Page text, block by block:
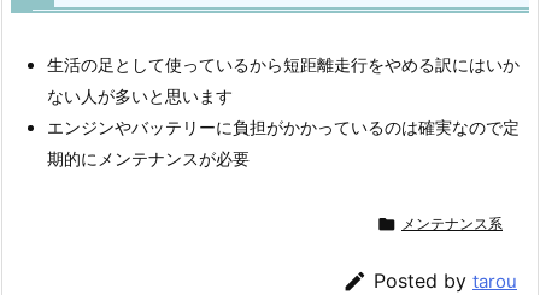
生活の足として使っているから短距離走行をやめる訳にはいか
ない人が多いと思います
エンジンやバッテリーに負担がかかっているのは確実なので定
期的にメンテナンスが必要
 メンテナンス系
 Posted by tarou